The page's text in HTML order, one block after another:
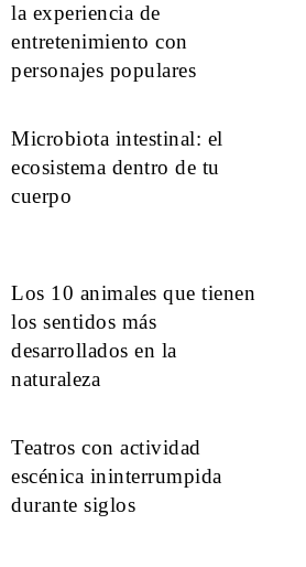
la experiencia de
entretenimiento con
personajes populares
Microbiota intestinal: el
ecosistema dentro de tu
cuerpo
Los 10 animales que tienen
los sentidos más
desarrollados en la
naturaleza
Teatros con actividad
escénica ininterrumpida
durante siglos